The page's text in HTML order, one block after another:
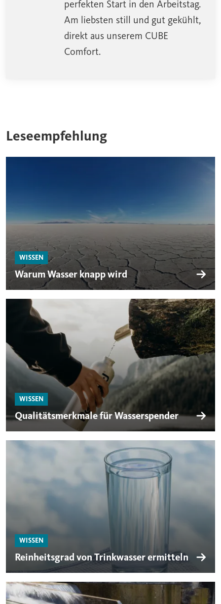
perfekten Start in den Arbeitstag.
Am liebsten still und gut gekühlt,
direkt aus unserem CUBE
Comfort.
Leseempfehlung
WISSEN
Warum Wasser knapp wird
WISSEN
Qualitätsmerkmale für Wasserspender
WISSEN
Reinheitsgrad von Trinkwasser ermitteln